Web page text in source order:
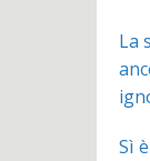
La
Sì